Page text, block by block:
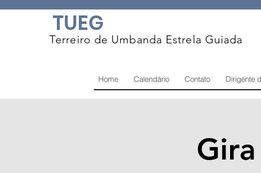
TUEG
Terreiro de Umbanda Estrela Guiada
Home Calendário Contato Dirigente